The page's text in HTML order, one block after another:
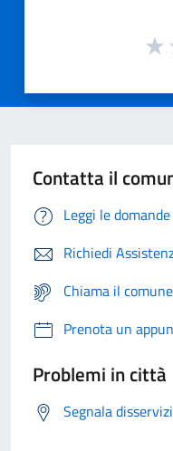
Contatta il
Leggi le
Richiedi
Chiama il
Prenota un
Problemi in città
Segnala